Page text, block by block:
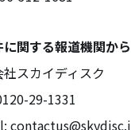
に関する報道機関か
スカイディスク
29-1331